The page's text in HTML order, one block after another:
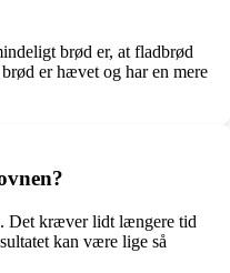
brød er, at fladbrød
er hævet og har en mere
Det kræver lidt længere tid
kan være lige så